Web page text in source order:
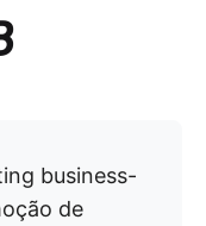
business-
de